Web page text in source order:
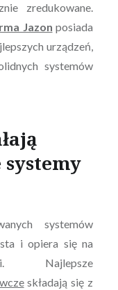
zredukowane.
Jazon posiada
urządzeń,
systemów
systemów
i opiera się na
Najlepsze
składają się z